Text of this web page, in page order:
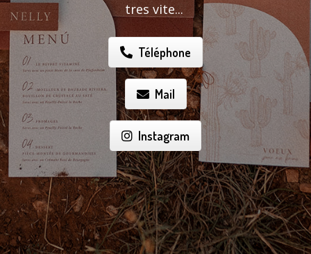
tres vite...
Téléphone
Mail
Instagram